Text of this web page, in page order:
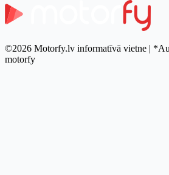
©2026 Motorfy.lv informatīvā vietne |
motorfy